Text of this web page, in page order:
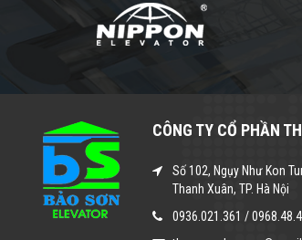
CÔNG TY CỔ PHẦN
Số 102, Ngụy Như Kon
Thanh Xuân, TP. Hà Nội
0936.021.361 /